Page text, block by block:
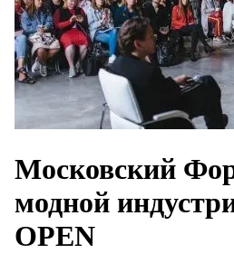
Московский
модной
OPEN